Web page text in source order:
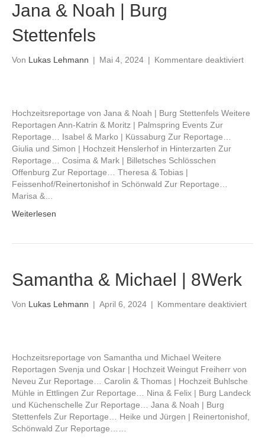
Jana & Noah | Burg
Stettenfels
Von Lukas Lehmann | Mai 4, 2024 | Kommentare deaktiviertfür
Burg
Hochzeitsreportage von Jana & Noah | Burg Stettenfels Weitere
Reportagen Ann-Katrin & Moritz | Palmspring Events Zur
Reportage… Isabel & Marko | Küssaburg Zur Reportage…
Giulia und Simon | Hochzeit Henslerhof in Hinterzarten Zur
Reportage… Cosima & Mark | Billetsches Schlösschen
Offenburg Zur Reportage… Theresa & Tobias |
Feissenhof/Reinertonishof in Schönwald Zur Reportage…
Marisa &…
Weiterlesen
Samantha & Michael | 8Werk
Von Lukas Lehmann | April 6, 2024 | Kommentare deaktiviertfür
Hochzeitsreportage von Samantha und Michael Weitere
Reportagen Svenja und Oskar | Hochzeit Weingut Freiherr von
Neveu Zur Reportage… Carolin & Thomas | Hochzeit Buhlsche
Mühle in Ettlingen Zur Reportage… Nina & Felix | Burg Landeck
und Küchenschelle Zur Reportage… Jana & Noah | Burg
Stettenfels Zur Reportage… Heike und Jürgen | Reinertonishof,
Schönwald Zur Reportage……